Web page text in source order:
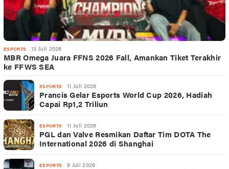
ESPORTS 13 Juli 2026
MBR Omega Juara FFNS 2026 Fall, Amankan Tiket Terakhir
ke FFWS SEA
ESPORTS 11 Juli 2026
Prancis Gelar Esports World Cup 2026, Hadiah
Capai Rp1,2 Triliun
ESPORTS 11 Juli 2026
PGL dan Valve Resmikan Daftar Tim DOTA The
International 2026 di Shanghai
ESPORTS 8 Juli 2026